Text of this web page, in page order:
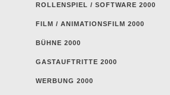
ROLLENSPIEL / SOFTWARE 2000
FILM / ANIMATIONSFILM 2000
BÜHNE 2000
GASTAUFTRITTE 2000
WERBUNG 2000